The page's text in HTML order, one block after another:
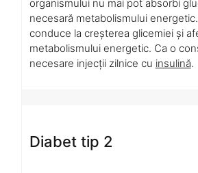
organismului nu mai pot absorbi
necesară metabolismului
conduce la creșterea glicemiei și
metabolismului energetic. Ca o
necesare injecții zilnice cu insulină.
Diabet tip 2